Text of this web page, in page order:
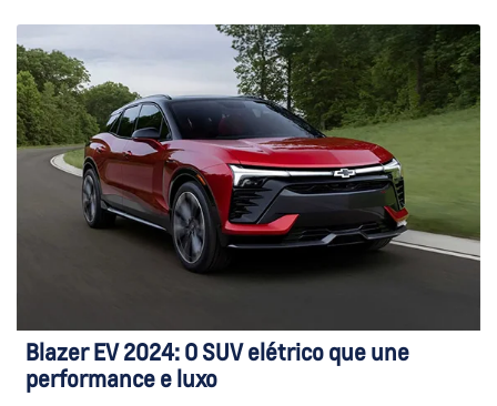
Blazer EV 2024: O SUV elétrico que une
performance e luxo